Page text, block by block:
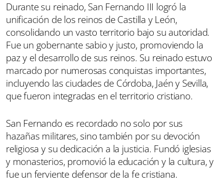
Durante su reinado, San Fernando III logró la
unificación de los reinos de Castilla y León,
consolidando un vasto territorio bajo su autoridad.
Fue un gobernante sabio y justo, promoviendo la
paz y el desarrollo de sus reinos. Su reinado estuvo
marcado por numerosas conquistas importantes,
incluyendo las ciudades de Córdoba, Jaén y Sevilla,
que fueron integradas en el territorio cristiano.
San Fernando es recordado no solo por sus
hazañas militares, sino también por su devoción
religiosa y su dedicación a la justicia. Fundó iglesias
y monasterios, promovió la educación y la cultura, y
fue un ferviente defensor de la fe cristiana.